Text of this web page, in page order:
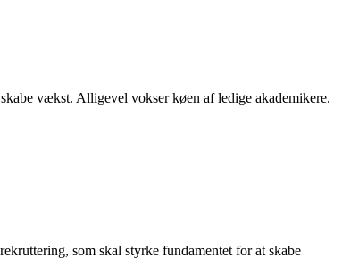
vækst. Alligevel vokser køen af ledige akademikere.
som skal styrke fundamentet for at skabe